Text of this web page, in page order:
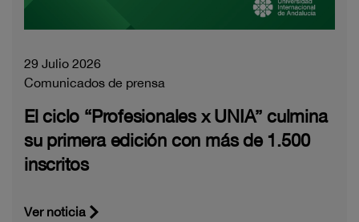
29 Julio 2026
Comunicados de prensa
El ciclo “Profesionales x UNIA” culmina
su primera edición con más de 1.500
inscritos
Ver noticia